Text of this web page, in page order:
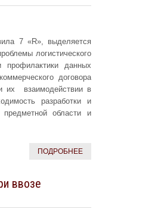
7 «R», выделяется
логистического
профилактики данных
договора
их взаимодействии в
разработки и
области и
ПОДРОБНЕЕ
ввозе